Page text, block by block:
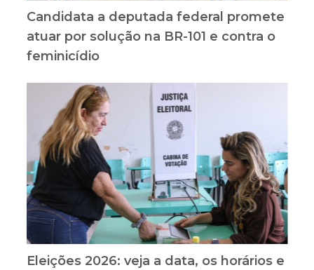
Candidata a deputada federal promete
atuar por solução na BR-101 e contra o
feminicídio
Eleições 2026: veja a data, os horários e